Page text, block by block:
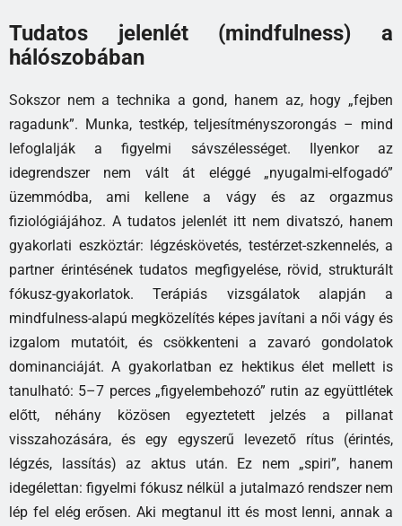
Tudatos jelenlét (mindfulness) a
hálószobában
Sokszor nem a technika a gond, hanem az, hogy „fejben
ragadunk”. Munka, testkép, teljesítményszorongás – mind
lefoglalják a figyelmi sávszélességet. Ilyenkor az
idegrendszer nem vált át eléggé „nyugalmi-elfogadó”
üzemmódba, ami kellene a vágy és az orgazmus
fiziológiájához. A tudatos jelenlét itt nem divatszó, hanem
gyakorlati eszköztár: légzéskövetés, testérzet-szkennelés, a
partner érintésének tudatos megfigyelése, rövid, strukturált
fókusz-gyakorlatok. Terápiás vizsgálatok alapján a
mindfulness-alapú megközelítés képes javítani a női vágy és
izgalom mutatóit, és csökkenteni a zavaró gondolatok
dominanciáját. A gyakorlatban ez hektikus élet mellett is
tanulható: 5–7 perces „figyelembehozó” rutin az együttlétek
előtt, néhány közösen egyeztetett jelzés a pillanat
visszahozására, és egy egyszerű levezető rítus (érintés,
légzés, lassítás) az aktus után. Ez nem „spiri”, hanem
idegélettan: figyelmi fókusz nélkül a jutalmazó rendszer nem
lép fel elég erősen. Aki megtanul itt és most lenni, annak a